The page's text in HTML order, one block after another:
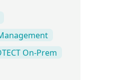
On-Prem